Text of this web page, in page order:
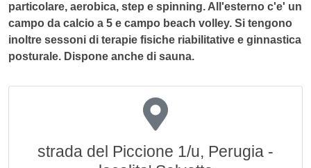
particolare, aerobica, step e spinning. All'esterno c'e' un
campo da calcio a 5 e campo beach volley. Si tengono
inoltre sessoni di terapie fisiche riabilitative e ginnastica
posturale. Dispone anche di sauna.
strada del Piccione 1/u, Perugia -